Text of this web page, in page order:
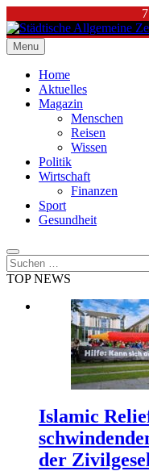
to
content
Städtische Allgemeine
Menu
Home
Aktuelles
Magazin
Menschen
Reisen
Wissen
Politik
Wirtschaft
Finanzen
Sport
Gesundheit
Suchen
nach:
TOP NEWS
Islamic
der